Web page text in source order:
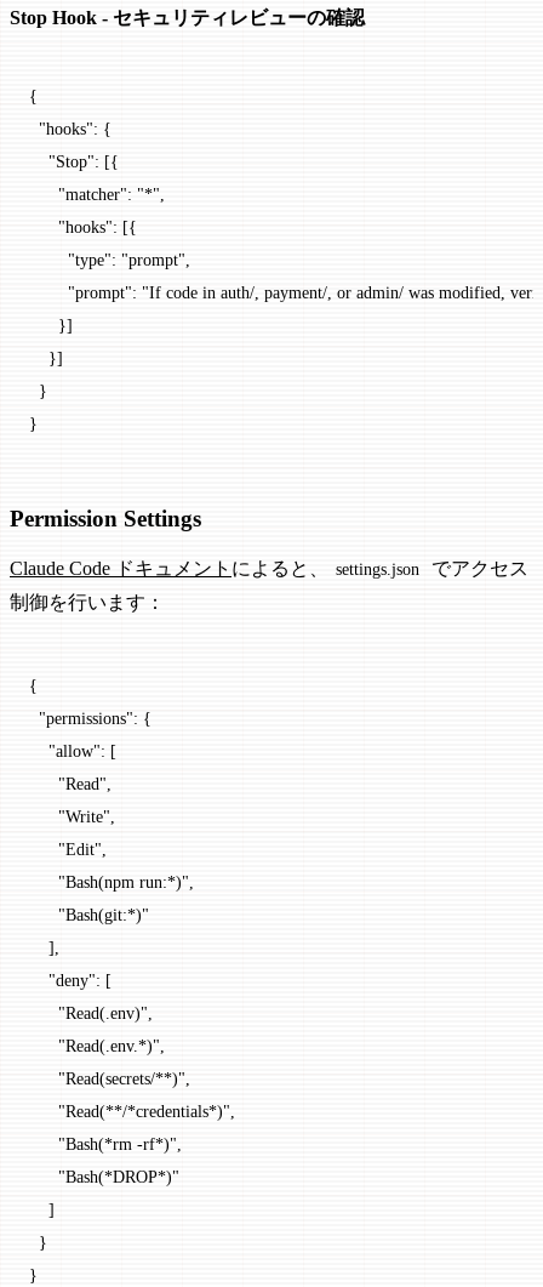
Stop Hook - セキュリティレビューの確認
{
  "hooks"
: {
    "Stop"
: [{
      "matcher"
: "*",
      "hooks"
: [{
        "type"
: "prompt",
        "prompt"
: "If code in auth/, payment/, or admin/ was modified,
      }]
    }]
  }
}
Permission Settings
Claude Code ドキュメント によると、 settings.json
でアクセス
制御を行います：
{
  "permissions"
: {
    "allow"
: [
      "Read"
      "Write"
      "Edit"
      "Bash(npm run:*)"
      "Bash(git:*)"
    ],
    "deny"
: [
      "Read(.env)"
      "Read(.env.*)"
      "Read(secrets/**)"
      "Read(**/*credentials*)"
      "Bash(*rm -rf*)"
      "Bash(*DROP*)"
    ]
  }
}